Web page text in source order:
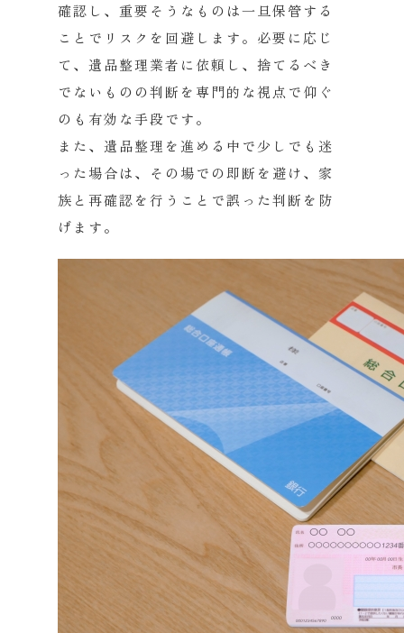
確認し、 重要そうなものは一旦保管する
ことでリスクを回避します。 必要に応じ
て、遺品整理業者に依頼し、 捨てるべき
でないものの判断を専門的な視点で仰ぐ
のも有効な手段 です。
また、遺品整理を進める中で少しでも迷
った場合は、 その場での即断を避け、家
族と再確認を行うことで誤った判断を防
げます。